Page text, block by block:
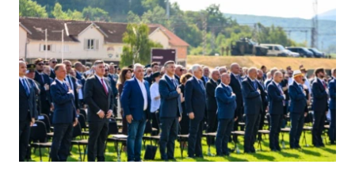
POST SCRIPTUM
MOJA EVROPA
TRI DECENIJE OD RATA U BIH
SVE KARTE DEJTONA
NASTANAK I RASPAD JUGOSLAVIJE